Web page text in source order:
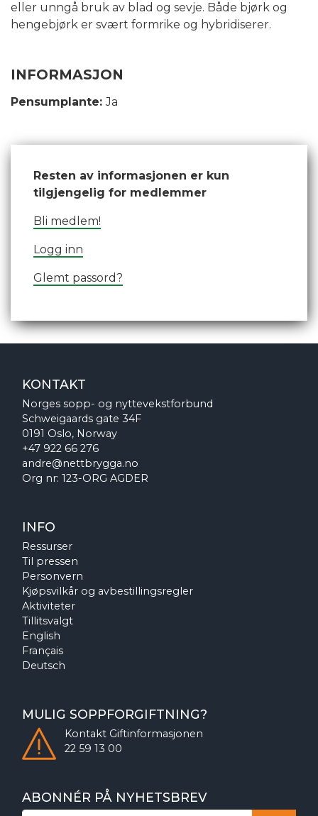
eller unngå bruk av blad og sevje. Både bjørk og
hengebjørk er svært formrike og hybridiserer.
INFORMASJON
Pensumplante:Ja
Resten av informasjonen er kun
tilgjengelig for medlemmer
Bli medlem!
Logg inn
Glemt passord?
KONTAKT
Norges sopp- og nyttevekstforbund
Schweigaards gate 34F
0191 Oslo, Norway
+47 922 66 276
andre@nettbrygga.no
Org nr: 123-ORG AGDER
INFO
Ressurser
Til pressen
Personvern
Kjøpsvilkår og avbestillingsregler
Aktiviteter
Tillitsvalgt
English
Français
Deutsch
MULIG SOPPFORGIFTNING?
Kontakt Giftinformasjonen
22 59 13 00
ABONNÉR PÅ NYHETSBREV